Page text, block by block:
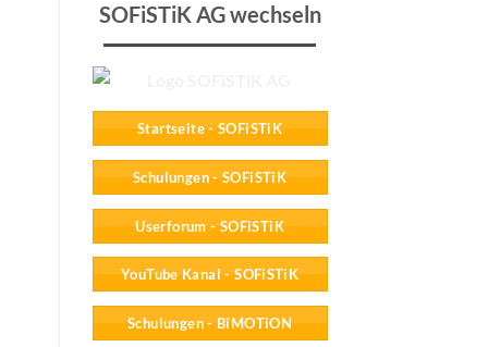
SOFiSTiK AG wechseln
Startseite - SOFiSTiK
Schulungen - SOFiSTiK
Userforum - SOFiSTiK
YouTube Kanal - SOFiSTiK
Schulungen - BiMOTiON